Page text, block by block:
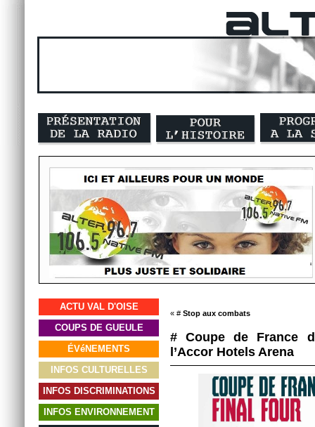
ACTU VAL D'OISE
COUPS DE GUEULE
ÉVéNEMENTS
INFOS CULTURELLES
INFOS DISCRIMINATIONS
INFOS ENVIRONNEMENT
« # Stop aux combats
# Coupe de France
l’Accor Hotels Arena